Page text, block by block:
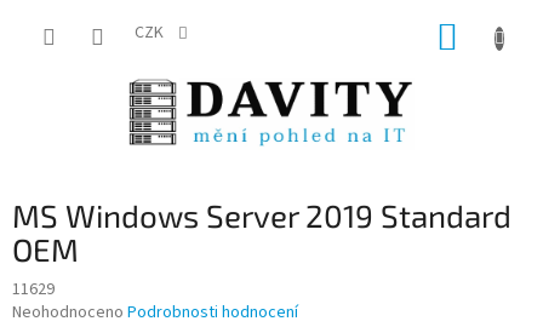
CZK
MS Windows Server 2019 Standard
OEM
11629
Průměrné
Neohodnoceno Podrobnosti hodnocení